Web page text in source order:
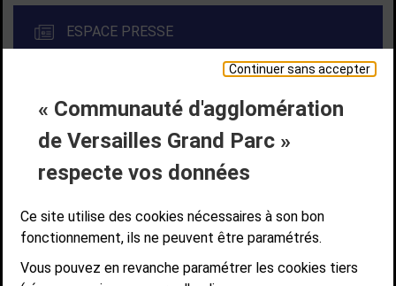
Continuer sans accepter
« Communauté d'agglomération
de Versailles Grand Parc »
respecte vos données
Ce site utilise des cookies nécessaires à son bon
fonctionnement, ils ne peuvent être paramétrés.
Vous pouvez en revanche paramétrer les cookies tiers
ESPACE PRESSE
Liens bas de page
CONTACT MENTIONS LÉGALES
PLAN DE SITE
ACCESSIBILITÉ NUMÉRIQUE
GESTION DES COOKIES
Suivez-nous
SUIVEZ-NOUS SUR